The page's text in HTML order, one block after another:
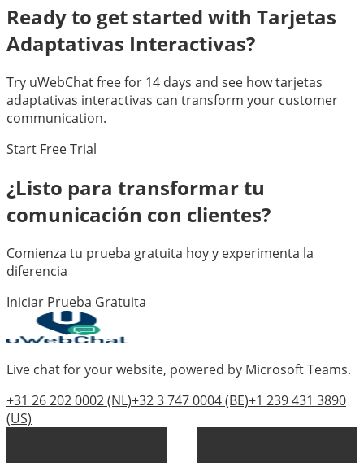
Ready to get started with Tarjetas
Adaptativas Interactivas?
Try uWebChat free for 14 days and see howtarjetas
adaptativas interactivas can transform your customer
communication.
Start Free Trial
¿Listo para transformar tu
comunicación con clientes?
Comienza tu prueba gratuita hoy y experimenta la
diferencia
Iniciar Prueba Gratuita
Live chat for your website, powered by Microsoft Teams.
+31 26 202 0002(NL)+32 3 747 0004(BE)+1 239 431 3890
(US)